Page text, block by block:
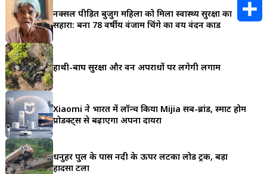
नक्सल पीड़ित बुजुर्ग महिला को मिला स्वास्थ्य सुरक्षा का
सहारा: बना 78 वर्षीय वंजाम चिंगे का वय वंदन कार्ड
हाथी-बाघ सुरक्षा और वन अपराधों पर लगेगी लगाम
Xiaomi ने भारत में लॉन्च किया Mijia सब-ब्रांड, स्मार्ट होम
प्रोडक्ट्स से बढ़ाएगा अपना दायरा
धनुहर पुल के पास नदी के ऊपर लटका लोड ट्रक, बड़ा
हादसा टला
r